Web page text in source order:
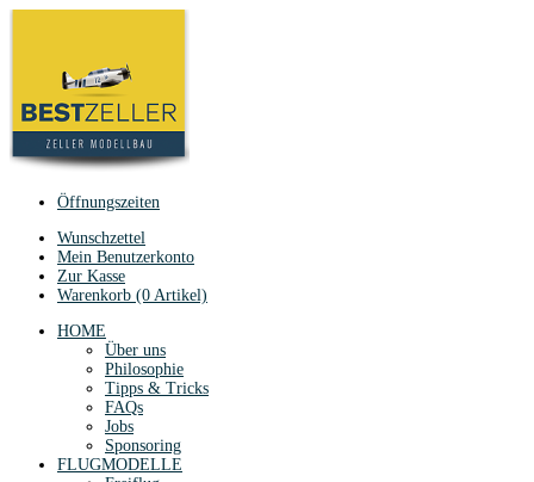
Öffnungszeiten
Wunschzettel
Mein Benutzerkonto
Zur Kasse
Warenkorb (0 Artikel)
HOME
Über uns
Philosophie
Tipps & Tricks
FAQs
Jobs
Sponsoring
FLUGMODELLE